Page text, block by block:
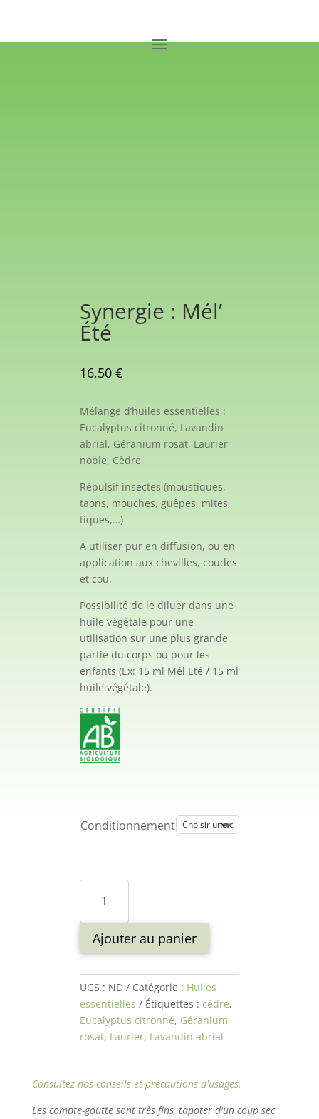
Synergie : Mél’
Été
16,50 €
Mélange d’huiles essentielles :
Eucalyptus citronné, Lavandin
abrial, Géranium rosat, Laurier
noble, Cèdre
Répulsif insectes (moustiques,
taons, mouches, guêpes, mites,
tiques,…)
À utiliser pur en diffusion, ou en
application aux chevilles, coudes
et cou.
Possibilité de le diluer dans une
huile végétale pour une
utilisation sur une plus grande
partie du corps ou pour les
enfants (Ex: 15 ml Mél Eté / 15 ml
huile végétale).
Conditionnement
quantité
Synergie
Mél'
Ajouter au panier
UGS : ND Catégorie : Huiles
essentielles
Étiquettes : cèdre,
Eucalyptus citronné, Géranium
rosat, Laurier, Lavandin abrial
Consultez nos conseils et précautions d'usages.
Les compte-goutte sont très fins, tapoter d'un coup sec